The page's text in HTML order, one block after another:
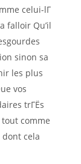
celui-lГ
falloir Qu’il
sinon sa
les plus
vos
trГЁs
comme
cela